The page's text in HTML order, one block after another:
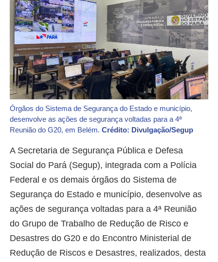
Órgãos do Sistema de Segurança do Estado e município,
desenvolve as ações de segurança voltadas para a 4ª
Reunião do G20, em Belém. Crédito: Divulgação/Segup
A Secretaria de Segurança Pública e Defesa
Social do Pará (Segup), integrada com a Polícia
Federal e os demais órgãos do Sistema de
Segurança do Estado e município, desenvolve as
ações de segurança voltadas para a 4ª Reunião
do Grupo de Trabalho de Redução de Risco e
Desastres do G20 e do Encontro Ministerial de
Redução de Riscos e Desastres, realizados, desta